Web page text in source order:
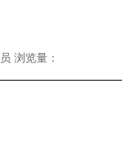
浏览量：